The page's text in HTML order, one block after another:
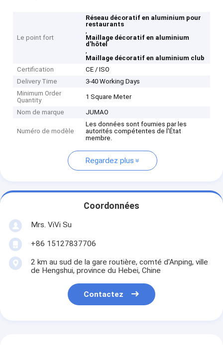
Le point fort
Réseau décoratif en aluminium pour
restaurants
,
Maillage décoratif en aluminium
d'hôtel
,
Maillage décoratif en aluminium club
Certification
CE / ISO
Delivery Time
3-40 Working Days
Minimum Order
Quantity
1 Square Meter
Nom de marque JUMAO
Numéro de modèle
Les données sont fournies par les
autorités compétentes de l'État
membre.
Regardez plus
Coordonnées
Mrs. ViVi Su
+86 15127837706
2 km au sud de la gare routière, comté d'Anping, ville
de Hengshui, province du Hebei, Chine
Contactez